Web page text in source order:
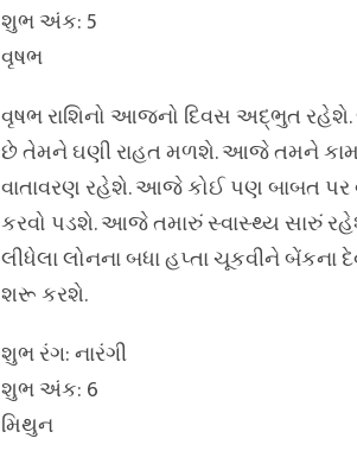
શુભ અંક: 5
વૃષભ
વૃષભ રાશિનો આજનો દિવસ અદ્ભુત રહેશે.
છે તેમને ઘણી રાહત મળશે. આજે તમને કામ
વાતાવરણ રહેશે. આજે કોઈ પણ બાબત પર
કરવો પડશે. આજે તમારું સ્વાસ્થ્ય સારું
લીધેલા લોનના બધા હપ્તા ચૂકવીને
શરૂ કરશે.
શુભ રંગ: નારંગી
શુભ અંક: 6
મિથુન